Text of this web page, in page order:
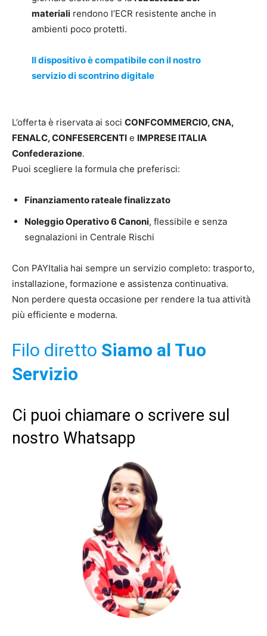
materialirendono l’ECR resistente anche in
ambienti poco protetti.
Il dispositivo è compatibile con il nostro
servizio di scontrino digitale
L’offerta è riservata ai soci CONFCOMMERCIO, CNA,
FENALC, CONFESERCENTI e IMPRESE ITALIA
Confederazione.
Puoi scegliere la formula che preferisci:
Finanziamento rateale finalizzato
Noleggio Operativo 6 Canoni, flessibile e senza
segnalazioni in Centrale Rischi
Con PAYItalia hai sempre un servizio completo: trasporto,
installazione, formazione e assistenza continuativa.
Non perdere questa occasione per rendere la tua attività
più efficiente e moderna.
Filo diretto Siamo al Tuo
Servizio
Ci puoi chiamare o scrivere sul
nostro Whatsapp